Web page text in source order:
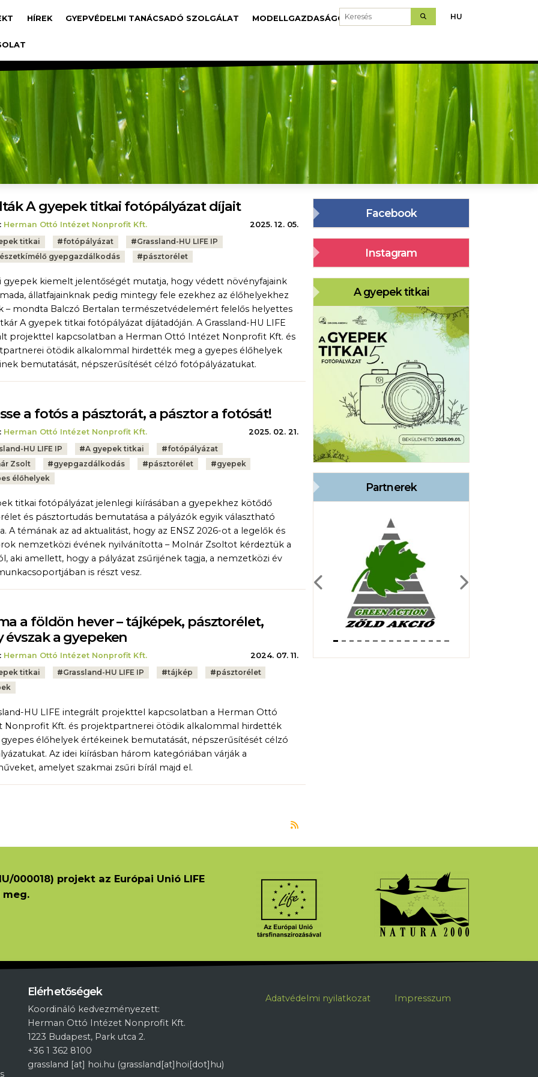
HÍREK GYEPVÉDELMI TANÁCSADÓ SZOLGÁLAT MODELLGAZDASÁGOK LETÖLTÉS
Keresés HU
A gyepek titkai fotópályázat díjait
Herman Ottó Intézet Nonprofit Kft.
2025. 12. 05.
titkai #fotópályázat #Grassland-HU LIFE IP
gyepgazdálkodás #pásztorélet
gyepek kiemelt jelentőségét mutatja, hogy védett növényfajaink
állatfajainknak pedig mintegy fele ezekhez az élőhelyekhez
– mondta Balczó Bertalan természetvédelemért felelős helyettes
A gyepek titkai fotópályázat díjátadóján. A Grassland-HU LIFE
projekttel kapcsolatban a Herman Ottó Intézet Nonprofit Kft. és
ötödik alkalommal hirdették meg a gyepes élőhelyek
bemutatását, népszerűsítését célzó fotópályázatukat.
a fotós a pásztorát, a pásztor a fotósát!
Herman Ottó Intézet Nonprofit Kft.
2025. 02. 21.
HU LIFE IP #A gyepek titkai #fotópályázat
Zsolt #gyepgazdálkodás #pásztorélet #gyepek
élőhelyek
titkai fotópályázat jelenlegi kiírásában a gyepekhez kötődő
és pásztortudás bemutatása a pályázók egyik választható
A témának az ad aktualitást, hogy az ENSZ 2026-ot a legelők és
nemzetközi évének nyilvánította – Molnár Zsoltot kérdeztük a
aki amellett, hogy a pályázat zsűrijének tagja, a nemzetközi év
is részt vesz.
a földön hever – tájképek, pásztorélet,
évszak a gyepeken
Herman Ottó Intézet Nonprofit Kft.
2024. 07. 11.
titkai #Grassland-HU LIFE IP #tájkép #pásztorélet
HU LIFE integrált projekttel kapcsolatban a Herman Ottó
Nonprofit Kft. és projektpartnerei ötödik alkalommal hirdették
élőhelyek értékeinek bemutatását, népszerűsítését célzó
Az idei kiírásban három kategóriában várják a
amelyet szakmai zsűri bírál majd el.
Feliratkozás a következőre: pásztorélet
Facebook
Instagram
A gyepek titkai
Partnerek
Previous Next
000018) projekt az Európai Unió LIFE
Elérhetőségek
Koordináló kedvezményezett:
Herman Ottó Intézet Nonprofit Kft.
1223 Budapest, Park utca 2.
+36 1 362 8100
grassland [at] hoi.hu (grassland[at]hoi[dot]hu)
Lábléc
Adatvédelmi nyilatkozat Impresszum